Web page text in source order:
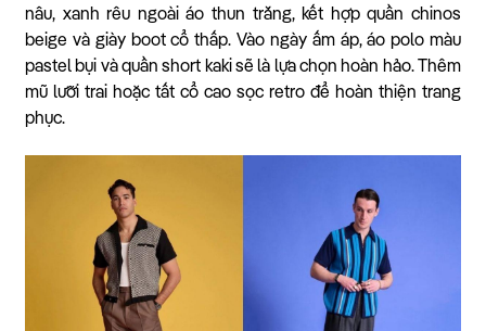
nâu, xanh rêu ngoài áo thun trắng, kết hợp quần chinos
beige và giày boot cổ thấp. Vào ngày ấm áp, áo polo màu
pastel bụi và quần short kaki sẽ là lựa chọn hoàn hảo. Thêm
mũ lưỡi trai hoặc tất cổ cao sọc retro để hoàn thiện trang
phục.